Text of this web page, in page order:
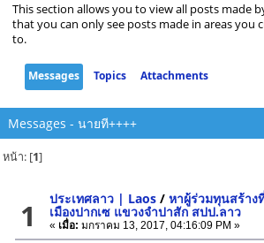
This section allows you to view all posts made
that you can only see posts made in areas you
to.
Messages Topics Attachments
Messages - นายที++++
หน้า: [1]
1 ประเทศลาว | Laos /หาผู้ร่วมทุนสร้า
เมืองปากเซ แขวงจำปาสัก สปป.ลาว
« เมื่อ: มกราคม 13, 2017, 04:16:09 PM »